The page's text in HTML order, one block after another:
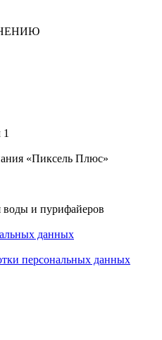
воды и пурифайеров
данных
персональных данных